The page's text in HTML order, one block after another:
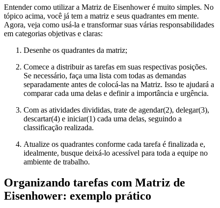
Entender como utilizar a Matriz de Eisenhower é muito simples. No
tópico acima, você já tem a matriz e seus quadrantes em mente.
Agora, veja como usá-la e transformar suas várias responsabilidades
em categorias objetivas e claras:
Desenhe os quadrantes da matriz;
Comece a distribuir as tarefas em suas respectivas posições.
Se necessário, faça uma lista com todas as demandas
separadamente antes de colocá-las na Matriz. Isso te ajudará a
comparar cada uma delas e definir a importância e urgência.
Com as atividades divididas, trate de agendar(2), delegar(3),
descartar(4) e iniciar(1) cada uma delas, seguindo a
classificação realizada.
Atualize os quadrantes conforme cada tarefa é finalizada e,
idealmente, busque deixá-lo acessível para toda a equipe no
ambiente de trabalho.
Organizando tarefas com Matriz de
Eisenhower: exemplo prático